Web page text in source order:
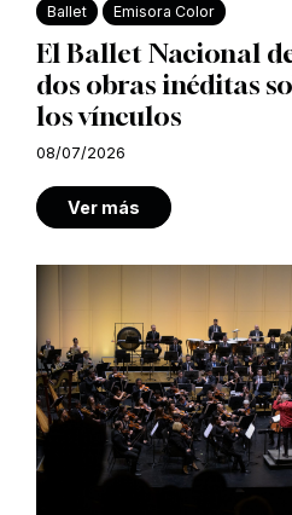
Ballet Emisora Color
El Ballet Nacional
dos obras inéditas
los vínculos
08/07/2026
Ver más